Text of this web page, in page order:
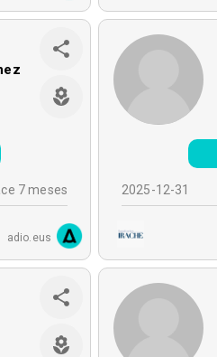
7 meses
adio.eus
2025-12-31